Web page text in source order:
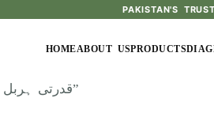
PAKISTAN'S
HOMEABOUT USPRODUCTS
/ Products tagged “قدرتی ہربل سپلیمنٹ”